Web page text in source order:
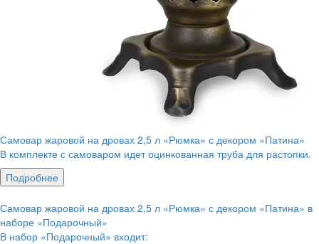
Самовар жаровой на дровах 2,5 л «Рюмка» с декором «Патина»
В комплекте с самоваром идет оцинкованная труба для растопки.
Подробнее
Самовар жаровой на дровах 2,5 л «Рюмка» с декором «Патина» в
наборе «Подарочный»
В набор «Подарочный» входит: